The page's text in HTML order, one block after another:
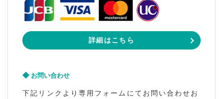
詳細はこちら
お問い合わせ
下記リンクより専用フォームにてお問い合わせお